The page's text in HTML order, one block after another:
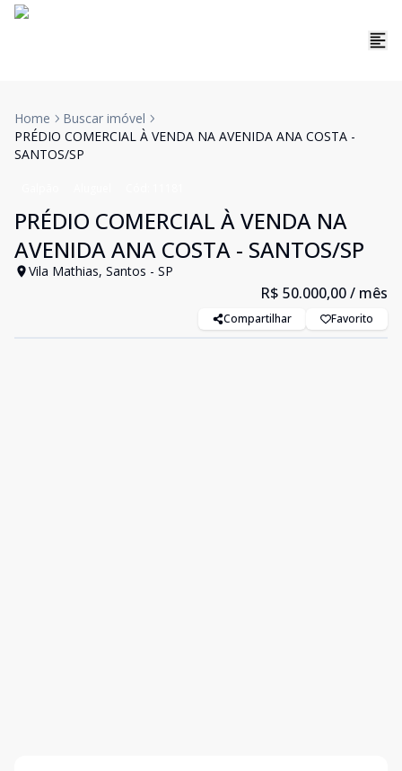
Home
Buscar imóvel
PRÉDIO COMERCIAL À VENDA NA AVENIDA ANA COSTA -
SANTOS/SP
PRÉDIO COMERCIAL À VENDA NA
AVENIDA ANA COSTA - SANTOS/SP
Vila Mathias, Santos - SP
R$ 50.000,00/ mês
Compartilhar Favorito